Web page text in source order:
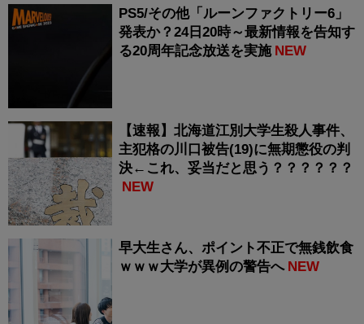
PS5/その他「ルーンファクトリー6」
発表か？24日20時～最新情報を告知す
る20周年記念放送を実施 NEW
【速報】北海道江別大学生殺人事件、
主犯格の川口被告(19)に無期懲役の判
決←これ、妥当だと思う？？？？？？
NEW
早大生さん、ポイント不正で無銭飲食
ｗｗｗ大学が異例の警告へ NEW